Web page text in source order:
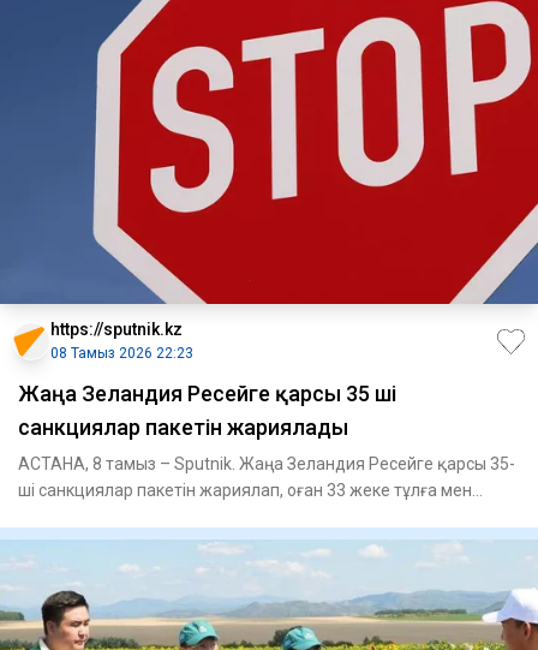
https://sputnik.kz
08 Тамыз 2026 22:23
Жаңа Зеландия Ресейге қарсы 35 ші
санкциялар пакетін жариялады
АСТАНА, 8 тамыз – Sputnik. Жаңа Зеландия Ресейге қарсы 35-
ші санкциялар пакетін жариялап, оған 33 жеке тұлға мен